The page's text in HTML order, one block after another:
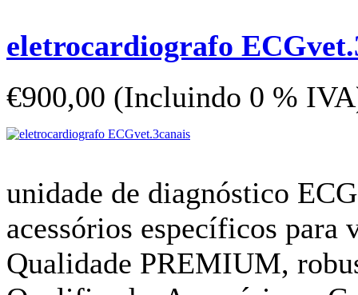
eletrocardiografo
€900,00 (Incluindo 0 %
unidade de diagnóstico
acessórios específicos para
Qualidade PREMIUM,